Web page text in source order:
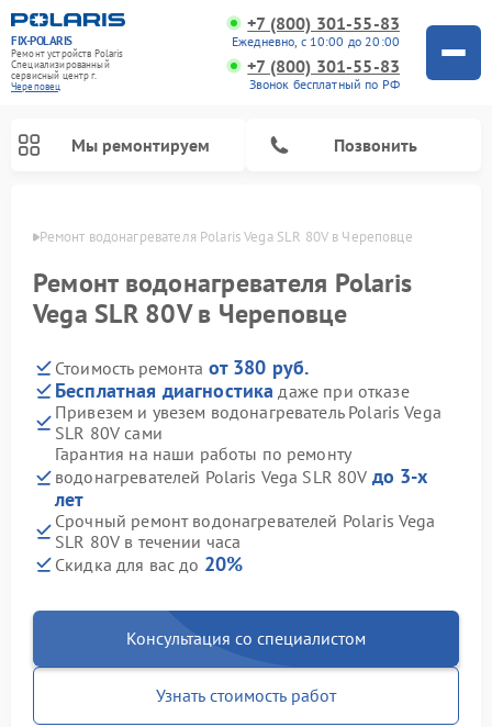
FIX-POLARIS
Ремонт устройств Polaris
Специализированный
cервисный центр г.
Череповец
+7 (800) 301-55-83
Ежедневно, с 10:00 до 20:00
+7 (800) 301-55-83
Звонок бесплатный по РФ
Мы ремонтируем Позвонить
Ремонт водонагревателя Polaris Vega SLR 80V в Череповце
Ремонт водонагревателя Polaris
Vega SLR 80V в Череповце
Стоимость ремонта от 380 руб.
Бесплатная диагностика даже при отказе
Привезем и увезем водонагреватель Polaris Vega
SLR 80V сами
Гарантия на наши работы по ремонту
водонагревателей Polaris Vega SLR 80V до 3-х
лет
Срочный ремонт водонагревателей Polaris Vega
SLR 80V в течении часа
Скидка для вас до 20%
Консультация со специалистом
Узнать стоимость работ